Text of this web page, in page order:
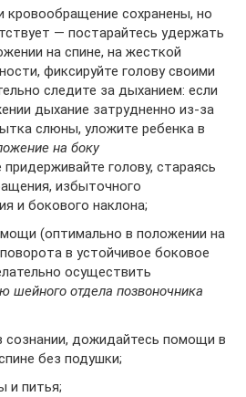
кровообращение сохранены, но
— постарайтесь удержать
на спине, на жесткой
фиксируйте голову своими
следите за дыханием: если
дыхание затрудненно из-за
слюны, уложите ребенка в
на боку
придерживайте голову, стараясь
избыточного
и бокового наклона;
(оптимально в положении на
в устойчивое боковое
осуществить
шейного отдела позвоночника
сознании, дожидайтесь помощи в
без подушки;
и питья;